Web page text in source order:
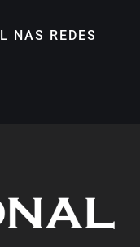
NAS REDES